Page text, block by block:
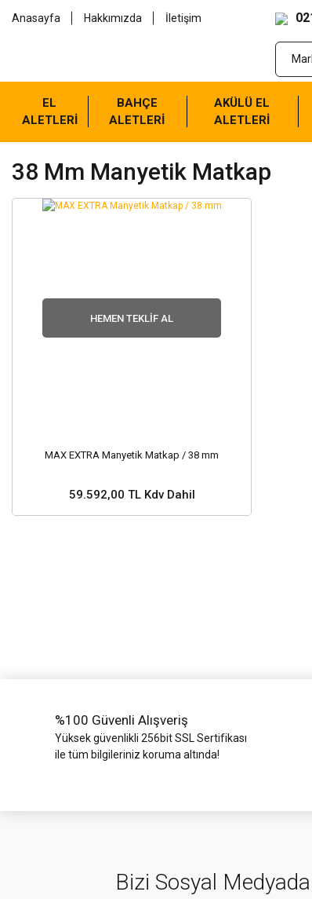
Anasayfa Hakkımızda İletişim
EL
ALETLERİ
BAHÇE
ALETLERİ
AKÜLÜ EL
ALETLERİ
38 Mm Manyetik Matkap
HEMEN TEKLIF AL
MAX EXTRA Manyetik Matkap / 38 mm
59.592,00 TL Kdv Dahil
%100 Güvenli Alışveriş
Yüksek güvenlikli 256bit SSL Sertifikası
ile tüm bilgileriniz koruma altında!
Bizi Sosyal